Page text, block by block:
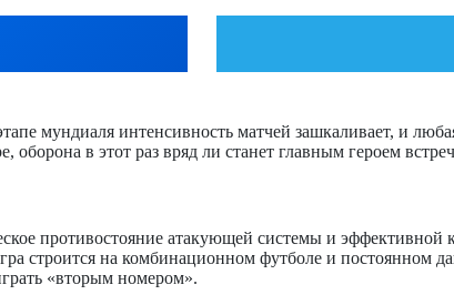
мундиаля интенсивность матчей зашкаливает, и
в этот раз вряд ли станет главным героем
противостояние атакующей системы и
строится на комбинационном футболе и постоянном
«вторым номером».